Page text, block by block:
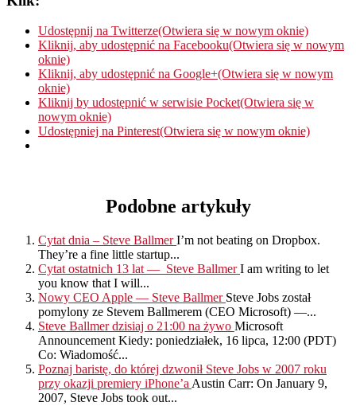
Udostępnij na Twitterze(Otwiera się w nowym oknie)
Kliknij, aby udostępnić na Facebooku(Otwiera się w nowym
oknie)
Kliknij, aby udostępnić na Google+(Otwiera się w nowym
oknie)
Kliknij by udostępnić w serwisie Pocket(Otwiera się w
nowym oknie)
Udostępniej na Pinterest(Otwiera się w nowym oknie)
Podobne artykuły
Cytat dnia – Steve BallmerI’m not beating on Dropbox.
They’re a fine little startup...
Cytat ostatnich 13 lat — Steve BallmerI am writing to let
you know that I will...
Nowy CEO Apple — Steve Ballmer Steve Jobs został
pomylony ze Stevem Ballmerem (CEO Microsoft) —...
Steve Ballmer dzisiaj o 21:00 na żywo Microsoft
Announcement Kiedy: poniedziałek, 16 lipca, 12:00 (PDT)
Co: Wiadomość...
Poznaj baristę, do której dzwonił Steve Jobs w 2007 roku
przy okazji premiery iPhone’a Austin Carr: On January 9,
2007, Steve Jobs took out...